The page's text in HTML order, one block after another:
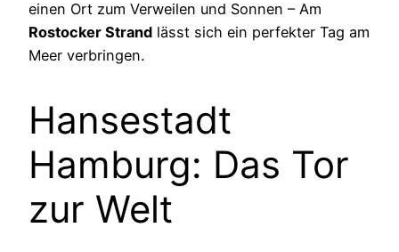
einen Ort zum Verweilen und Sonnen – Am
Rostocker Strand lässt sich ein perfekter Tag am
Meer verbringen.
Hansestadt
Hamburg: Das Tor
zur Welt